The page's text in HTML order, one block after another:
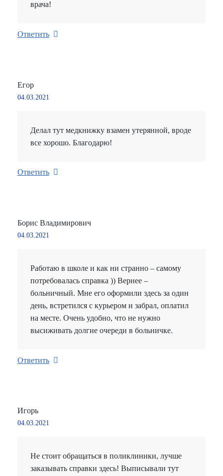
врача!
Ответить
Егор
04.03.2021
Делал тут медкнижку взамен утерянной, вроде
все хорошо. Благодарю!
Ответить
Борис Владимирович
04.03.2021
Работаю в школе и как ни странно – самому
потребовалась справка )) Вернее –
больничный. Мне его оформили здесь за один
день, встретился с курьером и забрал, оплатил
на месте. Очень удобно, что не нужно
высиживать долгие очереди в больничке.
Ответить
Игорь
04.03.2021
Не стоит обращаться в поликлиники, лучше
заказывать справки здесь! Выписывали тут